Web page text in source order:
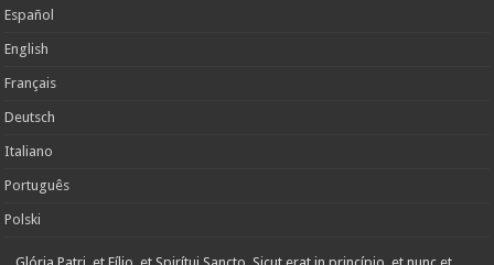
Español
English
Français
Deutsch
Italiano
Português
Polski